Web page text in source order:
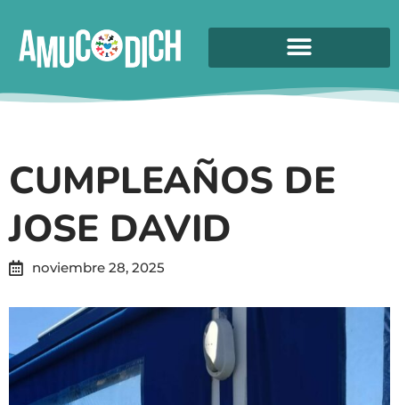
CUMPLEAÑOS DE
JOSE DAVID
noviembre 28, 2025